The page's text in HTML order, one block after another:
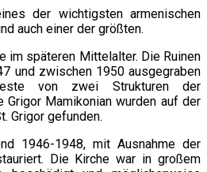
der wichtigsten armenischen
auch einer der größten.
im späteren Mittelalter. Die Ruinen
und zwischen 1950 ausgegraben
von zwei Strukturen der
Grigor Mamikonian wurden auf der
Grigor gefunden.
1946-1948, mit Ausnahme der
Die Kirche war in großem